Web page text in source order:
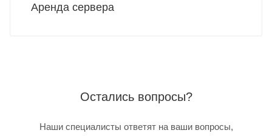
Аренда сервера
Остались вопросы?
Наши специалисты ответят на ваши вопросы,